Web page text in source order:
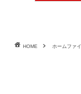
HOME ホームファ